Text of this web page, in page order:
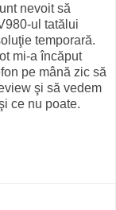
nevoit să
ul tatălui
temporară.
mi-a încăput
pe mână zic să
şi să vedem
ce nu poate.